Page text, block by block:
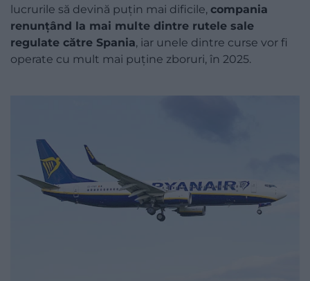
lucrurile să devină puțin mai dificile, compania
renunțând la mai multe dintre rutele sale
regulate către Spania, iar unele dintre curse vor fi
operate cu mult mai puține zboruri, în 2025.